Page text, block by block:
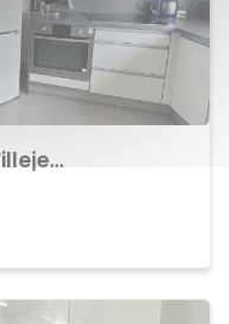
Location Appartement Villejean